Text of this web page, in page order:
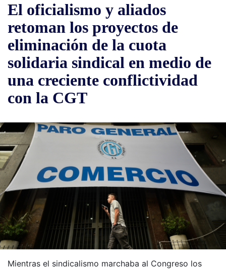
El oficialismo y aliados
retoman los proyectos de
eliminación de la cuota
solidaria sindical en medio de
una creciente conflictividad
con la CGT
Mientras el sindicalismo marchaba al Congreso los